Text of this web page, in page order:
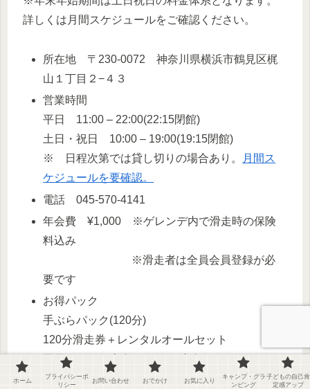
詳しくは月間スケジュールをご確認ください。
所在地 〒230-0072 神奈川県横浜市鶴見区梶
山１丁目２−４３
営業時間
平日 11:00 – 22:00(22:15閉館)
土日・祝日 10:00 – 19:00(19:15閉館)
※ 日程次第では貸し切りの場合あり。
月間ス
ケジュールを要確認。
電話 045-570-4141
年会費 ¥1,000 ※ゲレンデ内で滑走時の保険
料込み
※滑走者は全員会員登録が必
要です
お得パック
手ぶらパック(120分)
120分滑走券＋レンタルオールセット
平日 大人 ¥7,000 小人 ¥6,000
土日・祝日 大人 ¥7,500 小人 ¥6,500
ホーム
プライバシーポ
リシー
お問い合わせ おでかけ お気に入り
キャンプ・グラ
ンピング
子どもの自己肯
定感アップ